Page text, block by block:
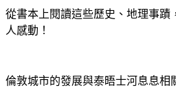
從書本上閱讀這些歷史、地理事蹟
人感動！
倫敦城市的發展與泰晤士河息息相